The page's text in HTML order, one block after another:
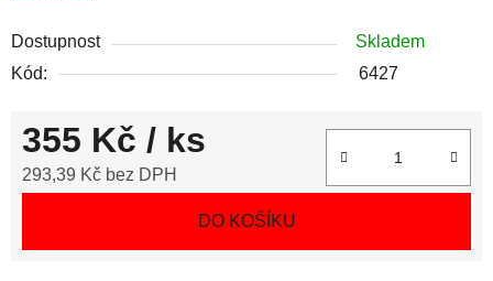
Dostupnost
Skladem
Kód:
6427
355 Kč / ks
293,39 Kč bez DPH
DO KOŠÍKU